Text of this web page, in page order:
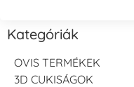
Kategóriák
OVIS TERMÉKEK
3D CUKISÁGOK